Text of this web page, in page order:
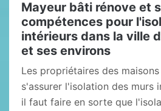
Mayeur bâti rénove et
compétences pour
intérieurs dans la ville
et ses environs
Les propriétaires des
s'assurer l'isolation des murs
il faut faire en sorte que